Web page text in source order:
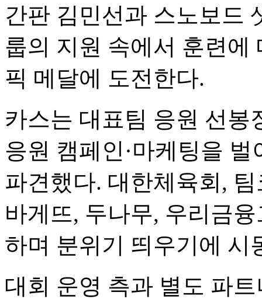
간판 김민선과 스노보드
룹의 지원 속에서 훈련에
픽 메달에 도전한다.
카스는 대표팀 응원 선봉
응원 캠페인·마케팅을
파견했다. 대한체육회,
바게뜨, 두나무, 우리금
하며 분위기 띄우기에 시
대회 운영 측과 별도 파